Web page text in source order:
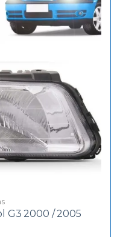
G3 2000 / 2005